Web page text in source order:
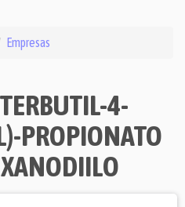
Empresas
4-
PROPIONATO